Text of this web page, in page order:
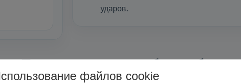
ударов.
Почему с нами удобно работать
файлов cookie